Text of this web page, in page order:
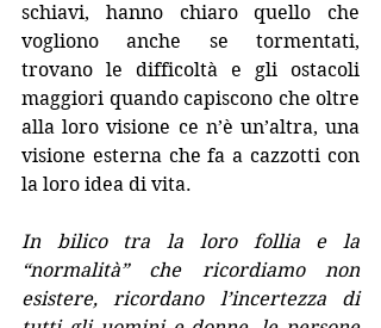
schiavi, hanno chiaro quello che
vogliono anche se tormentati,
trovano le difficoltà e gli ostacoli
maggiori quando capiscono che oltre
alla loro visione ce n’è un’altra, una
visione esterna che fa a cazzotti con
la loro idea di vita.
In bilico tra la loro follia e la
“normalità” che ricordiamo non
esistere, ricordano l’incertezza di